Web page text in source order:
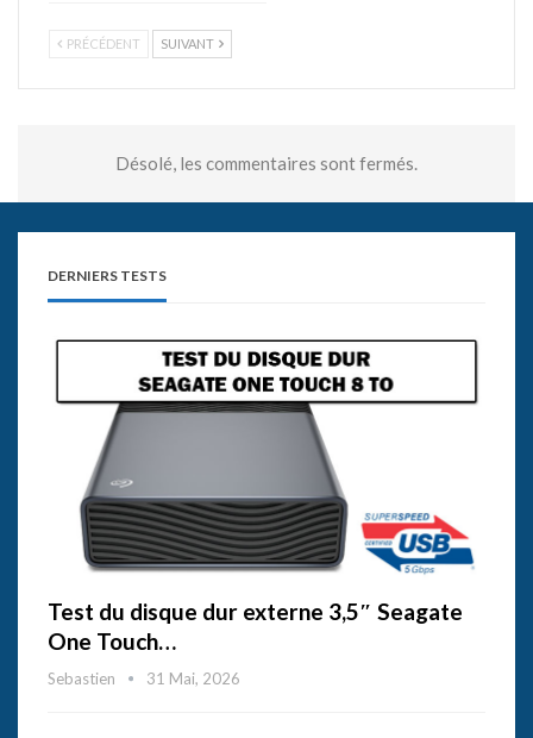
PRÉCÉDENT SUIVANT
Désolé, les commentaires sont fermés.
DERNIERS TESTS
Test du disque dur externe 3,5″ Seagate
One Touch…
Sebastien 31 Mai, 2026